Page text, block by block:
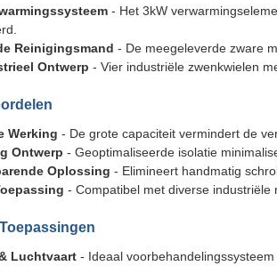
- Het 3kW
Reinigingsmand - De meegeleverde zware
Ontwerp - Vier industriële zwenkwielen
Werking - De grote capaciteit vermindert de
Ontwerp - Geoptimaliseerde isolatie
Oplossing - Elimineert handmatig
- Compatibel met diverse
Luchtvaart - Ideaal